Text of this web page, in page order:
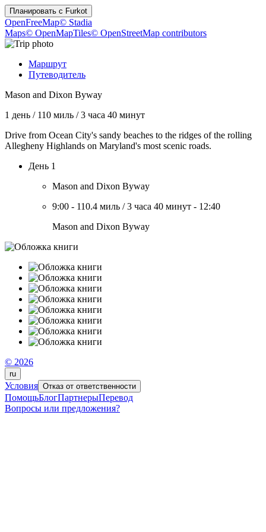
Планировать с Furkot
OpenFreeMap© Stadia
Maps© OpenMapTiles© OpenStreetMap contributors
Маршрут
Путеводитель
Mason and Dixon Byway
1 день / 110 миль /3 часа 40 минут
Drive from Ocean City's sandy beaches to the ridges of the rolling
Allegheny Highlands on Maryland's most scenic roads.
День 1
Mason and Dixon Byway
9:00 - 110.4 миль /3 часа 40 минут - 12:40
Mason and Dixon Byway
© 2026
ru
Условия Отказ от ответственности
ПомощьБлогПартнерыПеревод
Вопросы или предложения?